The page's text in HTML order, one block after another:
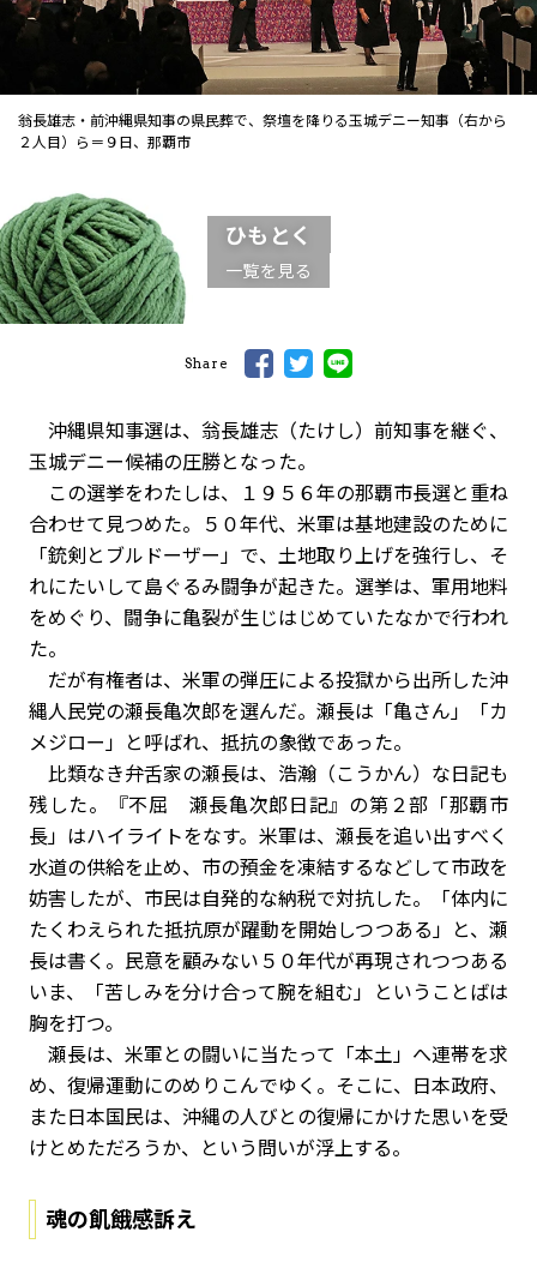
翁長雄志・前沖縄県知事の県民葬で、祭壇を降りる玉城デニー知事（右から
２人目）ら＝９日、那覇市
ひもとく
一覧を見る
Share
沖縄県知事選は、翁長雄志（たけし）前知事を継ぐ、
玉城デニー候補の圧勝となった。
この選挙をわたしは、１９５６年の那覇市長選と重ね
合わせて見つめた。５０年代、米軍は基地建設のために
「銃剣とブルドーザー」で、土地取り上げを強行し、そ
れにたいして島ぐるみ闘争が起きた。選挙は、軍用地料
をめぐり、闘争に亀裂が生じはじめていたなかで行われ
た。
だが有権者は、米軍の弾圧による投獄から出所した沖
縄人民党の瀬長亀次郎を選んだ。瀬長は「亀さん」「カ
メジロー」と呼ばれ、抵抗の象徴であった。
比類なき弁舌家の瀬長は、浩瀚（こうかん）な日記も
残した。『不屈 瀬長亀次郎日記』の第２部「那覇市
長」はハイライトをなす。米軍は、瀬長を追い出すべく
水道の供給を止め、市の預金を凍結するなどして市政を
妨害したが、市民は自発的な納税で対抗した。「体内に
たくわえられた抵抗原が躍動を開始しつつある」と、瀬
長は書く。民意を顧みない５０年代が再現されつつある
いま、「苦しみを分け合って腕を組む」ということばは
胸を打つ。
瀬長は、米軍との闘いに当たって「本土」へ連帯を求
め、復帰運動にのめりこんでゆく。そこに、日本政府、
また日本国民は、沖縄の人びとの復帰にかけた思いを受
けとめただろうか、という問いが浮上する。
魂の飢餓感訴え